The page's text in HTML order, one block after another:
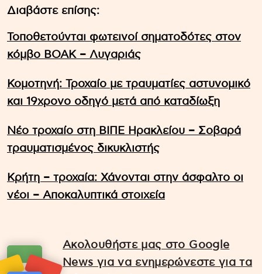
Διαβάστε επίσης:
Τοποθετούνται φωτεινοί σηματοδότες στον
κόμβο ΒΟΑΚ – Λυγαριάς
Κομοτηνή: Τροχαίο με τραυματίες αστυνομικό
και 19χρονο οδηγό μετά από καταδίωξη
Νέο τροχαίο στη ΒΙΠΕ Ηρακλείου – Σοβαρά
τραυματισμένος δικυκλιστής
Κρήτη – τροχαία: Χάνονται στην άσφαλτο οι
νέοι – Αποκαλυπτικά στοιχεία
Ακολουθήστε μας στο Google
News για να ενημερώνεστε για τα